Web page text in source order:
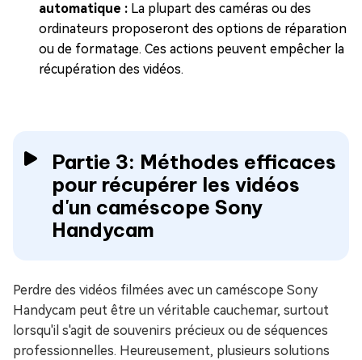
automatique : La plupart des caméras ou des
ordinateurs proposeront des options de réparation
ou de formatage. Ces actions peuvent empêcher la
récupération des vidéos.
Partie 3: Méthodes efficaces
pour récupérer les vidéos
d'un caméscope Sony
Handycam
Perdre des vidéos filmées avec un caméscope Sony
Handycam peut être un véritable cauchemar, surtout
lorsqu'il s'agit de souvenirs précieux ou de séquences
professionnelles. Heureusement, plusieurs solutions